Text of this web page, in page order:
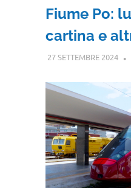
Fiume Po:
cartina e
27 SETTEMBRE 2024